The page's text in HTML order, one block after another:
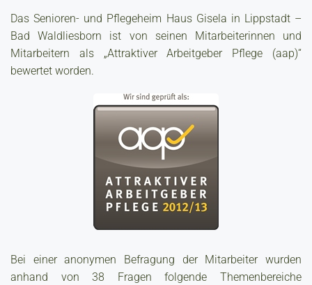
Das Senioren- und Pflegeheim Haus Gisela in Lippstadt –
Bad Waldliesborn ist von seinen Mitarbeiterinnen und
Mitarbeitern als „Attraktiver Arbeitgeber Pflege (aap)“
bewertet worden.
Bei einer anonymen Befragung der Mitarbeiter wurden
anhand von 38 Fragen folgende Themenbereiche